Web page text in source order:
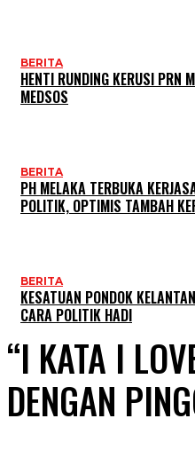
BERITA
HENTI RUNDING KERUSI PRN
MEDSOS
BERITA
PH MELAKA TERBUKA
POLITIK, OPTIMIS TAMBAH
BERITA
KESATUAN PONDOK
CARA POLITIK HADI
“I KATA I
DENGAN